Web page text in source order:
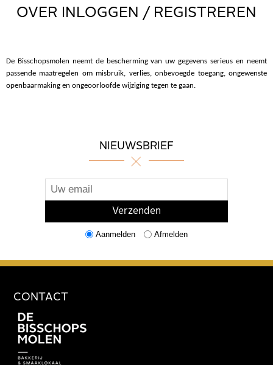
OVER INLOGGEN / REGISTREREN
De Bisschopsmolen neemt de bescherming van uw gegevens serieus en neemt
passende maatregelen om misbruik, verlies, onbevoegde toegang, ongewenste
openbaarmaking en ongeoorloofde wijziging tegen te gaan.
NIEUWSBRIEF
Aanmelden Afmelden
CONTACT